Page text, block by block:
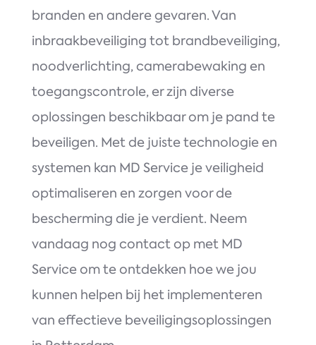
branden en andere gevaren. Van
inbraakbeveiliging tot brandbeveiliging,
noodverlichting, camerabewaking en
toegangscontrole, er zijn diverse
oplossingen beschikbaar om je pand te
beveiligen. Met de juiste technologie en
systemen kan MD Service je veiligheid
optimaliseren en zorgen voor de
bescherming die je verdient. Neem
vandaag nog contact op met MD
Service om te ontdekken hoe we jou
kunnen helpen bij het implementeren
van effectieve beveiligingsoplossingen